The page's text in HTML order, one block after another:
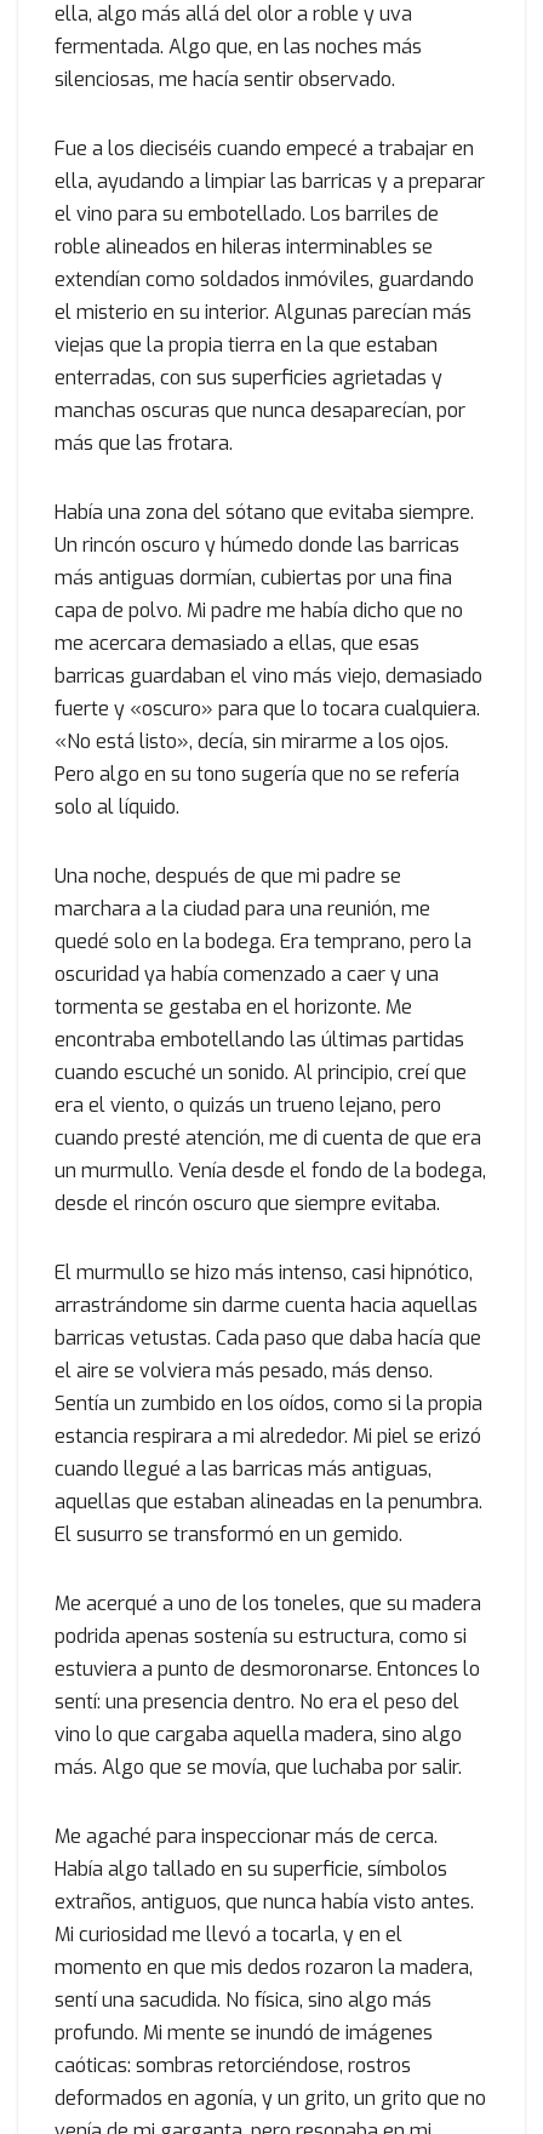
ella, algo más allá del olor a roble y uva
fermentada. Algo que, en las noches más
silenciosas, me hacía sentir observado.
Fue a los dieciséis cuando empecé a trabajar en
ella, ayudando a limpiar las barricas y a preparar
el vino para su embotellado. Los barriles de
roble alineados en hileras interminables se
extendían como soldados inmóviles, guardando
el misterio en su interior. Algunas parecían más
viejas que la propia tierra en la que estaban
enterradas, con sus superficies agrietadas y
manchas oscuras que nunca desaparecían, por
más que las frotara.
Había una zona del sótano que evitaba siempre.
Un rincón oscuro y húmedo donde las barricas
más antiguas dormían, cubiertas por una fina
capa de polvo. Mi padre me había dicho que no
me acercara demasiado a ellas, que esas
barricas guardaban el vino más viejo, demasiado
fuerte y «oscuro» para que lo tocara cualquiera.
«No está listo», decía, sin mirarme a los ojos.
Pero algo en su tono sugería que no se refería
solo al líquido.
Una noche, después de que mi padre se
marchara a la ciudad para una reunión, me
quedé solo en la bodega. Era temprano, pero la
oscuridad ya había comenzado a caer y una
tormenta se gestaba en el horizonte. Me
encontraba embotellando las últimas partidas
cuando escuché un sonido. Al principio, creí que
era el viento, o quizás un trueno lejano, pero
cuando presté atención, me di cuenta de que era
un murmullo. Venía desde el fondo de la bodega,
desde el rincón oscuro que siempre evitaba.
El murmullo se hizo más intenso, casi hipnótico,
arrastrándome sin darme cuenta hacia aquellas
barricas vetustas. Cada paso que daba hacía que
el aire se volviera más pesado, más denso.
Sentía un zumbido en los oídos, como si la propia
estancia respirara a mi alrededor. Mi piel se erizó
cuando llegué a las barricas más antiguas,
aquellas que estaban alineadas en la penumbra.
El susurro se transformó en un gemido.
Me acerqué a uno de los toneles, que su madera
podrida apenas sostenía su estructura, como si
estuviera a punto de desmoronarse. Entonces lo
sentí: una presencia dentro. No era el peso del
vino lo que cargaba aquella madera, sino algo
más. Algo que se movía, que luchaba por salir.
Me agaché para inspeccionar más de cerca.
Había algo tallado en su superficie, símbolos
extraños, antiguos, que nunca había visto antes.
Mi curiosidad me llevó a tocarla, y en el
momento en que mis dedos rozaron la madera,
sentí una sacudida. No física, sino algo más
profundo. Mi mente se inundó de imágenes
caóticas: sombras retorciéndose, rostros
deformados en agonía, y un grito, un grito que no